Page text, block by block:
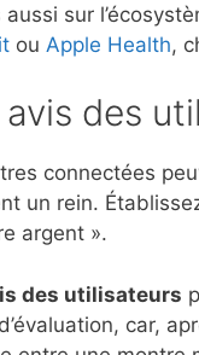
sur
ou Apple Health,
des
connectées
un rein.
argent ».
des utilisateurs
car,